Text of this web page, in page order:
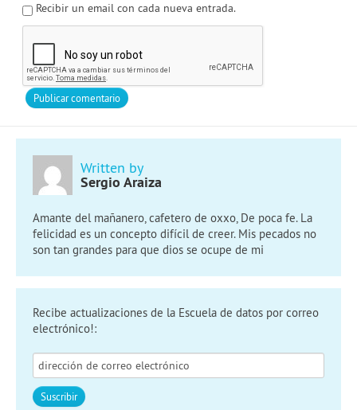
Recibir un email con cada nueva entrada.
Written by
Sergio Araiza
Amante del mañanero, cafetero de oxxo, De poca fe. La
felicidad es un concepto difícil de creer. Mis pecados no
son tan grandes para que dios se ocupe de mi
Recibe actualizaciones de la Escuela de datos por correo
electrónico!: